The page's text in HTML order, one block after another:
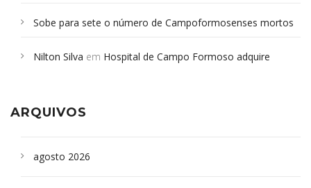
Sobe para sete o número de Campoformosenses mortos
Campoformosenses que morreram em desabamentos são
Nilton Silva em Hospital de Campo Formoso adquire
ARQUIVOS
agosto 2026